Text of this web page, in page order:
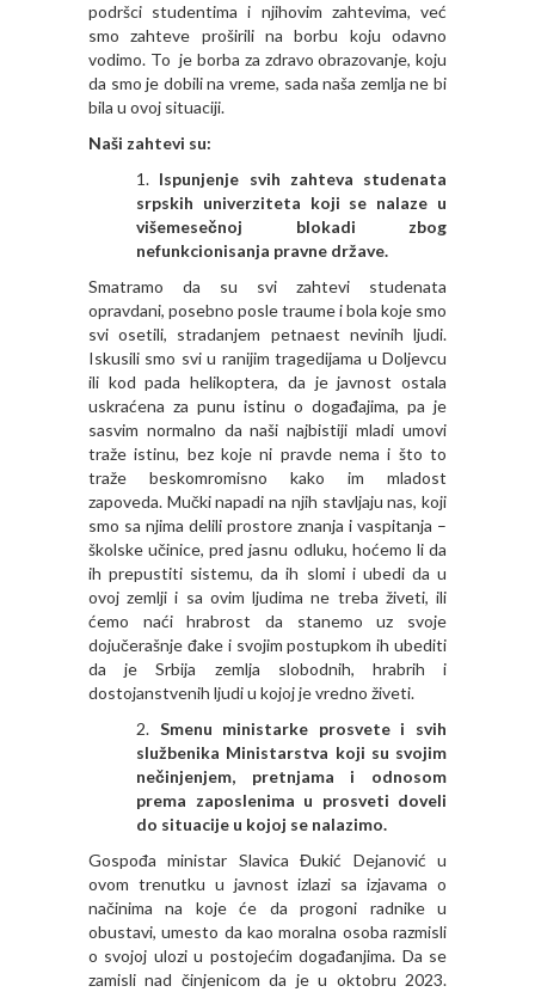
podršci studentima i njihovim zahtevima, već
smo zahteve proširili na borbu koju odavno
vodimo. To je borba za zdravo obrazovanje, koju
da smo je dobili na vreme, sada naša zemlja ne bi
bila u ovoj situaciji.
Naši zahtevi su:
Ispunjenje svih zahteva studenata
srpskih univerziteta koji se nalaze u
višemesečnoj blokadi zbog
nefunkcionisanja pravne države.
Smatramo da su svi zahtevi studenata
opravdani, posebno posle traume i bola koje smo
svi osetili, stradanjem petnaest nevinih ljudi.
Iskusili smo svi u ranijim tragedijama u Doljevcu
ili kod pada helikoptera, da je javnost ostala
uskraćena za punu istinu o događajima, pa je
sasvim normalno da naši najbistiji mladi umovi
traže istinu, bez koje ni pravde nema i što to
traže beskomromisno kako im mladost
zapoveda. Mučki napadi na njih stavljaju nas, koji
smo sa njima delili prostore znanja i vaspitanja –
školske učinice, pred jasnu odluku, hoćemo li da
ih prepustiti sistemu, da ih slomi i ubedi da u
ovoj zemlji i sa ovim ljudima ne treba živeti, ili
ćemo naći hrabrost da stanemo uz svoje
dojučerašnje đake i svojim postupkom ih ubediti
da je Srbija zemlja slobodnih, hrabrih i
dostojanstvenih ljudi u kojoj je vredno živeti.
Smenu ministarke prosvete i svih
službenika Ministarstva koji su svojim
nečinjenjem, pretnjama i odnosom
prema zaposlenima u prosveti doveli
do situacije u kojoj se nalazimo.
Gospođa ministar Slavica Đukić Dejanović u
ovom trenutku u javnost izlazi sa izjavama o
načinima na koje će da progoni radnike u
obustavi, umesto da kao moralna osoba razmisli
o svojoj ulozi u postojećim događanjima. Da se
zamisli nad činjenicom da je u oktobru 2023.